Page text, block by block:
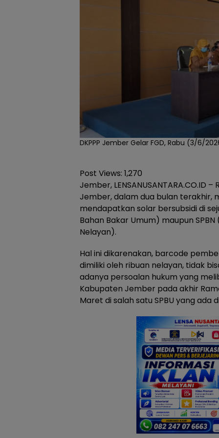
DKPPP Jember Gelar FGD, Rabu (3/6/
Post Views: 1,270
Jember, LENSANUSANTARA.CO.ID
Jember, dalam dua bulan terakhir,
mendapatkan solar bersubsidi di
Bahan Bakar Umum) maupun
Nelayan).
Hal ini dikarenakan, barcode
dimiliki oleh ribuan nelayan, tidak
adanya persoalan hukum yang
Kabupaten Jember pada akhir
Maret di salah satu SPBU yang ada